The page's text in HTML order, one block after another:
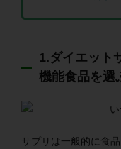
1.ダイエット
機能食品を選
サプリは一般的に食品